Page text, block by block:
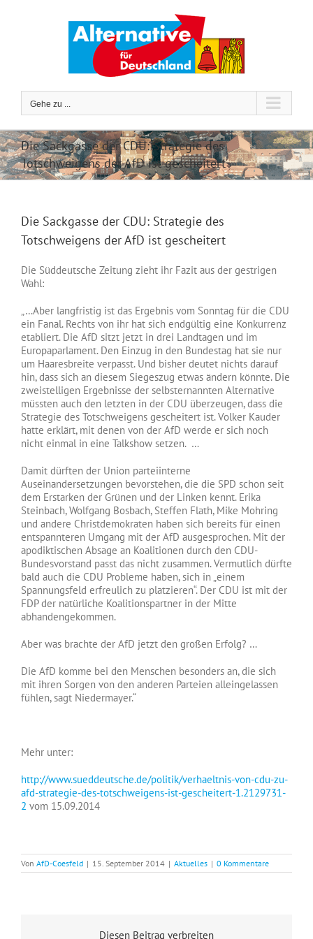
Gehe zu ...
Die Sackgasse der CDU: Strategie des
Totschweigens der AfD ist gescheitert
Die Sackgasse der CDU: Strategie des
Totschweigens der AfD ist gescheitert
Die Süddeutsche Zeitung zieht ihr Fazit aus der gestrigen
Wahl:
„…Aber langfristig ist das Ergebnis vom Sonntag für die CDU
ein Fanal. Rechts von ihr hat sich endgültig eine Konkurrenz
etabliert. Die AfD sitzt jetzt in drei Landtagen und im
Europaparlament. Den Einzug in den Bundestag hat sie nur
um Haaresbreite verpasst. Und bisher deutet nichts darauf
hin, dass sich an diesem Siegeszug etwas ändern könnte. Die
zweistelligen Ergebnisse der selbsternannten Alternative
müssten auch den letzten in der CDU überzeugen, dass die
Strategie des Totschweigens gescheitert ist. Volker Kauder
hatte erklärt, mit denen von der AfD werde er sich noch
nicht einmal in eine Talkshow setzen. …
Damit dürften der Union parteiinterne
Auseinandersetzungen bevorstehen, die die SPD schon seit
dem Erstarken der Grünen und der Linken kennt. Erika
Steinbach, Wolfgang Bosbach, Steffen Flath, Mike Mohring
und andere Christdemokraten haben sich bereits für einen
entspannteren Umgang mit der AfD ausgesprochen. Mit der
apodiktischen Absage an Koalitionen durch den CDU-
Bundesvorstand passt das nicht zusammen. Vermutlich dürfte
bald auch die CDU Probleme haben, sich in „einem
Spannungsfeld erfreulich zu platzieren“. Der CDU ist mit der
FDP der natürliche Koalitionspartner in der Mitte
abhandengekommen.
Aber was brachte der AfD jetzt den großen Erfolg? …
Die AfD komme bei den Menschen besonders an, die sich
mit ihren Sorgen von den anderen Parteien alleingelassen
fühlen, sagt Niedermayer.“
Mehr unter:
http://www.sueddeutsche.de/politik/verhaeltnis-von-cdu-zu-
afd-strategie-des-totschweigens-ist-gescheitert-1.2129731-
2 vom 15.09.2014
Von AfD-Coesfeld | 15. September 2014 | Aktuelles | 0 Kommentare
Diesen Beitrag verbreiten